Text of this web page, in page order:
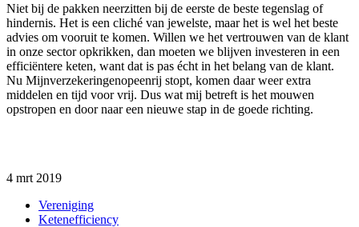
Niet bij de pakken neerzitten bij de eerste de beste tegenslag of
hindernis. Het is een cliché van jewelste, maar het is wel het beste
advies om vooruit te komen. Willen we het vertrouwen van de klant
in onze sector opkrikken, dan moeten we blijven investeren in een
efficiëntere keten, want dat is pas écht in het belang van de klant.
Nu Mijnverzekeringenopeenrij stopt, komen daar weer extra
middelen en tijd voor vrij. Dus wat mij betreft is het mouwen
opstropen en door naar een nieuwe stap in de goede richting.
4 mrt 2019
Vereniging
Ketenefficiency